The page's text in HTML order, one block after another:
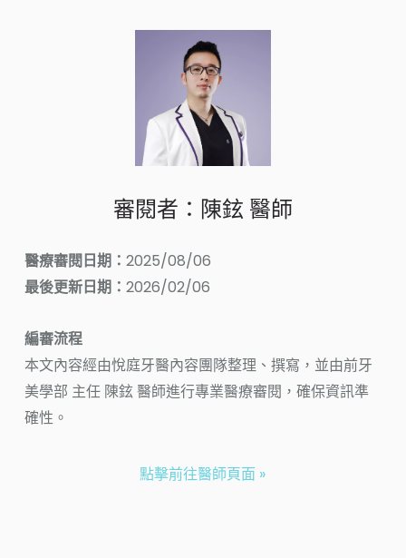
審閱者：陳鉉 醫師
醫療審閱日期： 2025/08/06
最後更新日期： 2026/02/06
編審流程
本文內容經由悅庭牙醫內容團隊整理、撰寫，並由前牙
美學部 主任 陳鉉 醫師進行專業醫療審閱，確保資訊準
確性。
點擊前往醫師頁面 »